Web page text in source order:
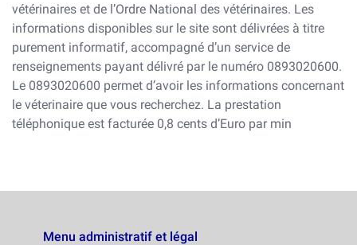
vétérinaires et de l’Ordre National des vétérinaires. Les
informations disponibles sur le site sont délivrées à titre
purement informatif, accompagné d’un service de
renseignements payant délivré par le numéro 0893020600.
Le 0893020600 permet d’avoir les informations concernant
le véterinaire que vous recherchez. La prestation
téléphonique est facturée 0,8 cents d’Euro par min
Menu administratif et légal